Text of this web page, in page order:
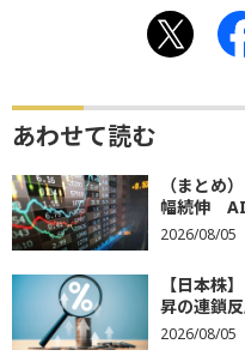
あわせて読む
（まとめ
幅続伸 AI
2026/08/05
【日本株
昇の連鎖
2026/08/05